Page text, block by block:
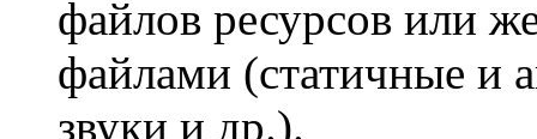
файлов ресурсов или
файлами (статичные и
звуки и др.).